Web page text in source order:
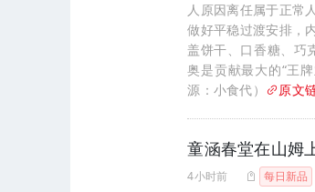
人原因离任属于正常
做好平稳过渡安排，
盖饼干、口香糖、巧
奥是贡献最大的“王
源：小食代）
原文
童涵春堂在山姆
4小时前 每日新品